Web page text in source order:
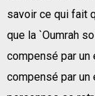
savoir ce qui fait
que la `Oumrah
compensé par un
compensé par un